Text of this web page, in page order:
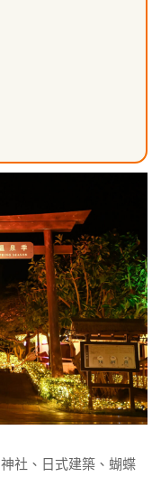
社、日式建築、蝴蝶